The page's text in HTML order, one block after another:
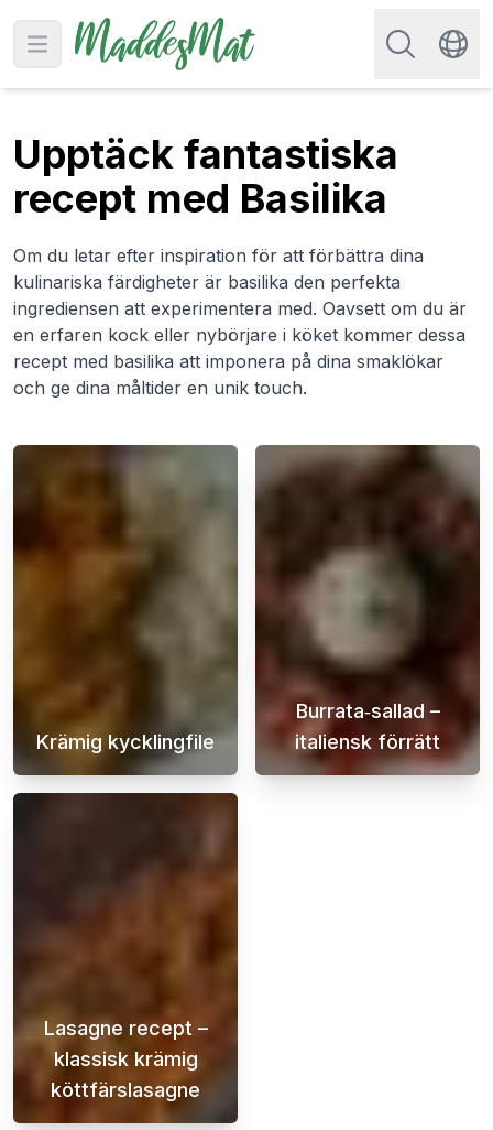
Open main menu
Sök efter
Upptäck fantastiska
recept med Basilika
Om du letar efter inspiration för att förbättra dina
kulinariska färdigheter är basilika den perfekta
ingrediensen att experimentera med. Oavsett om du är
en erfaren kock eller nybörjare i köket kommer dessa
recept med basilika att imponera på dina smaklökar
och ge dina måltider en unik touch.
Krämig kycklingfile
Denna krämiga kycklingfilé är inte bara
Burrata‑sallad –
italiensk förrätt
Burrata är en
Lasagne recept –
klassisk krämig
köttfärslasagne
En krämig och saftig lasagne är en